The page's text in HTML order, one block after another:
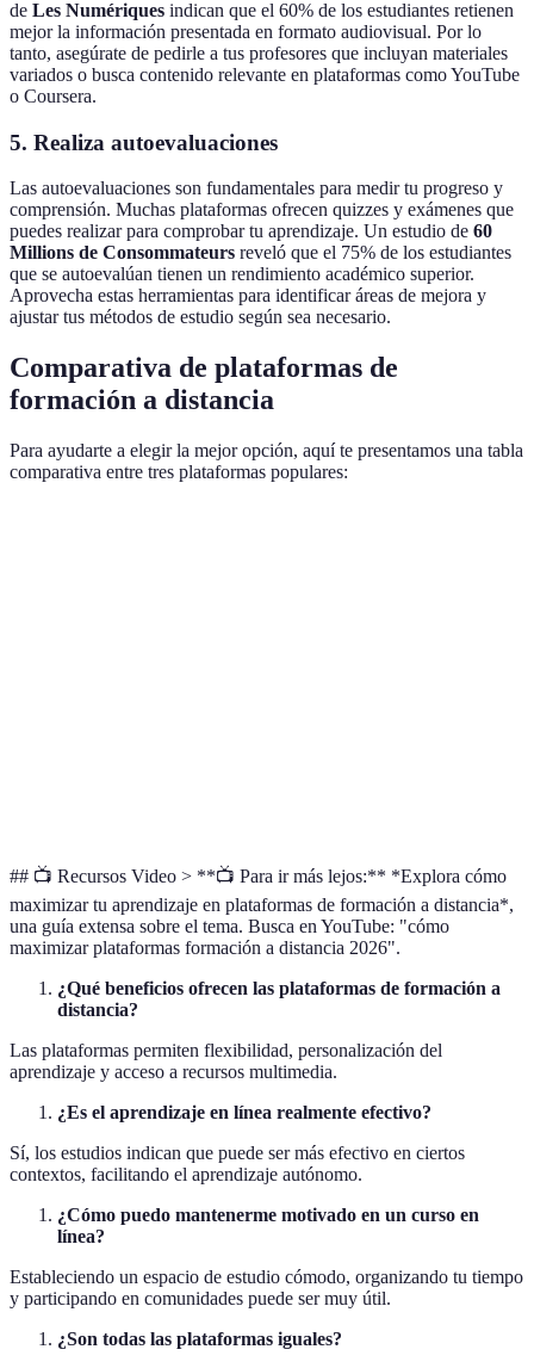
de Les Numériques indican que el 60% de los estudiantes retienen
mejor la información presentada en formato audiovisual. Por lo
tanto, asegúrate de pedirle a tus profesores que incluyan materiales
variados o busca contenido relevante en plataformas como YouTube
o Coursera.
5. Realiza autoevaluaciones
Las autoevaluaciones son fundamentales para medir tu progreso y
comprensión. Muchas plataformas ofrecen quizzes y exámenes que
puedes realizar para comprobar tu aprendizaje. Un estudio de 60
Millions de Consommateurs reveló que el 75% de los estudiantes
que se autoevalúan tienen un rendimiento académico superior.
Aprovecha estas herramientas para identificar áreas de mejora y
ajustar tus métodos de estudio según sea necesario.
Comparativa de plataformas de
formación a distancia
Para ayudarte a elegir la mejor opción, aquí te presentamos una tabla
comparativa entre tres plataformas populares:
## 📺 Recursos Video > **📺 Para ir más lejos:** *Explora cómo
maximizar tu aprendizaje en plataformas de formación a distancia*,
una guía extensa sobre el tema. Busca en YouTube: "cómo
maximizar plataformas formación a distancia 2026".
¿Qué beneficios ofrecen las plataformas de formación a
distancia?
Las plataformas permiten flexibilidad, personalización del
aprendizaje y acceso a recursos multimedia.
¿Es el aprendizaje en línea realmente efectivo?
Sí, los estudios indican que puede ser más efectivo en ciertos
contextos, facilitando el aprendizaje autónomo.
¿Cómo puedo mantenerme motivado en un curso en
línea?
Estableciendo un espacio de estudio cómodo, organizando tu tiempo
y participando en comunidades puede ser muy útil.
¿Son todas las plataformas iguales?